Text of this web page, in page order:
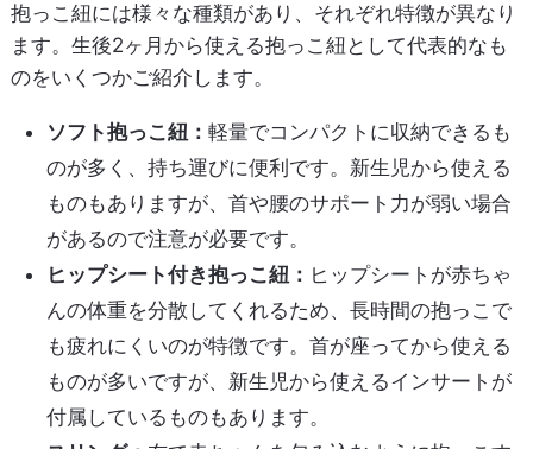
抱っこ紐には様々な種類があり、それぞれ特徴が異なり
ます。生後2ヶ月から使える抱っこ紐として代表的なも
のをいくつかご紹介します。
ソフト抱っこ紐： 軽量でコンパクトに収納できるも
のが多く、持ち運びに便利です。新生児から使える
ものもありますが、首や腰のサポート力が弱い場合
があるので注意が必要です。
ヒップシート付き抱っこ紐： ヒップシートが赤ちゃ
んの体重を分散してくれるため、長時間の抱っこで
も疲れにくいのが特徴です。首が座ってから使える
ものが多いですが、新生児から使えるインサートが
付属しているものもあります。